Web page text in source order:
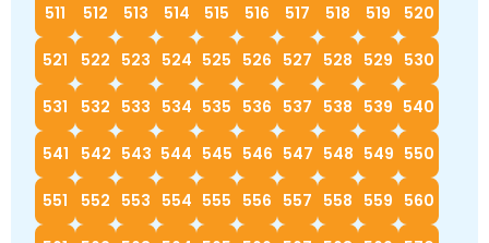
511 512 513 514 515 516 517 518 519 520
521 522 523 524 525 526 527 528 529 530
531 532 533 534 535 536 537 538 539 540
541 542 543 544 545 546 547 548 549 550
551 552 553 554 555 556 557 558 559 560